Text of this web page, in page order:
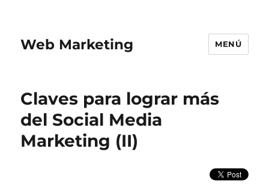
Web Marketing MENÚ
Claves para lograr más
del Social Media
Marketing (II)